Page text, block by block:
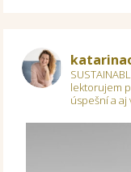
lektorujem
úspešní a aj